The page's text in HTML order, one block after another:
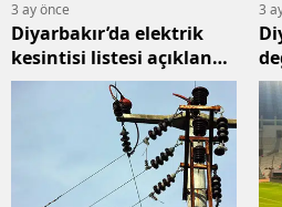
3 ay önce
Diyarbakır’da elektrik
kesintisi listesi açıklandı!
17 ilçede saatler sürecek
3